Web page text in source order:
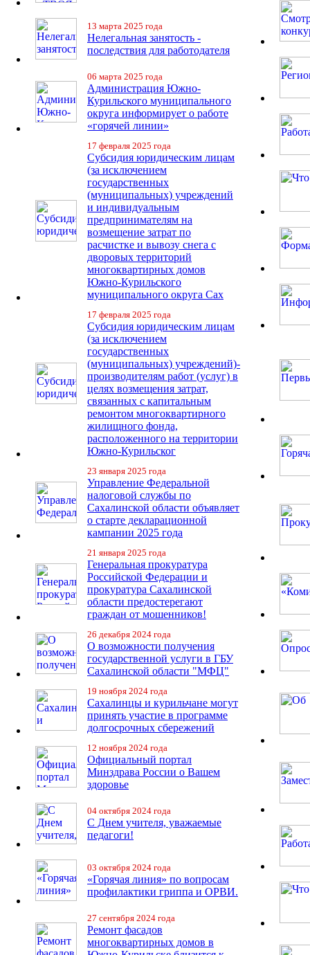
13 марта 2025 года
Нелегальная занятость -
последствия для работодателя
06 марта 2025 года
Администрация Южно-
Курильского муниципального
округа информирует о работе
«горячей линии»
17 февраля 2025 года
Субсидия юридическим лицам
(за исключением
государственных
(муниципальных) учреждений
и индивидуальным
предпринимателям на
возмещение затрат по
расчистке и вывозу снега с
дворовых территорий
многоквартирных домов
Южно-Курильского
муниципального округа Сах
17 февраля 2025 года
Субсидия юридическим лицам
(за исключением
государственных
(муниципальных) учреждений)-
производителям работ (услуг) в
целях возмещения затрат,
связанных с капитальным
ремонтом многоквартирного
жилищного фонда,
расположенного на территории
Южно-Курильског
23 января 2025 года
Управление Федеральной
налоговой службы по
Сахалинской области объявляет
о старте декларационной
кампании 2025 года
21 января 2025 года
Генеральная прокуратура
Российской Федерации и
прокуратура Сахалинской
области предостерегают
граждан от мошенников!
26 декабря 2024 года
О возможности получения
государственной услуги в ГБУ
Сахалинской области "МФЦ"
19 ноября 2024 года
Сахалинцы и курильчане могут
принять участие в программе
долгосрочных сбережений
12 ноября 2024 года
Официальный портал
Минздрава России о Вашем
здоровье
04 октября 2024 года
С Днем учителя, уважаемые
педагоги!
03 октября 2024 года
«Горячая линия» по вопросам
профилактики гриппа и ОРВИ.
27 сентября 2024 года
Ремонт фасадов
многоквартирных домов в